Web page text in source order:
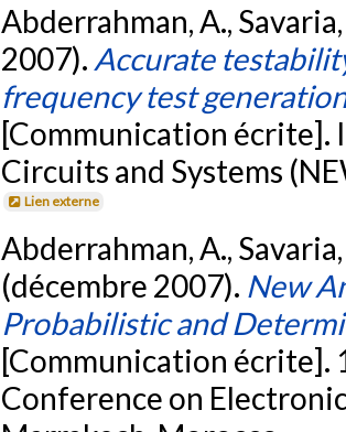
Abderrahman, A.,
2007). Accurate
frequency test
[Communication écrite].
Circuits and Systems
Lien externe
Abderrahman, A.,
(décembre 2007). New
Probabilistic and
[Communication écrite].
Conference on